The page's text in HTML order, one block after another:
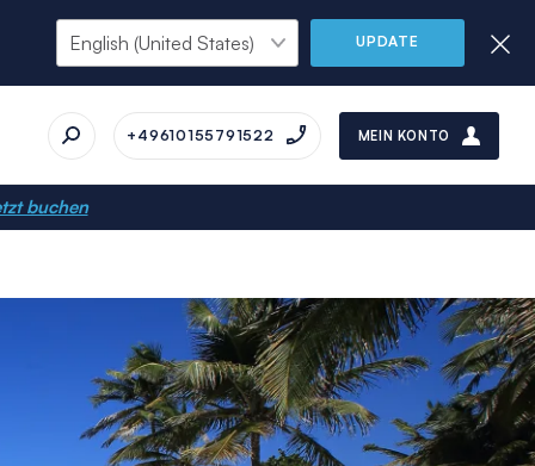
UPDATE
+49610155791522 MEIN KONTO
buchen